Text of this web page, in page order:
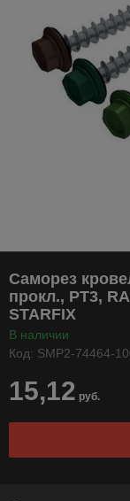
Саморез
прокл., PT3,
STARFIX
В наличии
Код: SMP2-74464-
15,12 руб.